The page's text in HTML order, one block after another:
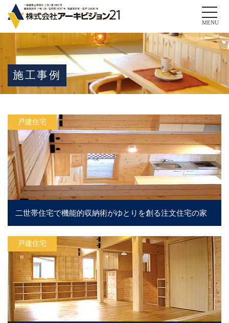
Toggle
MENU
施工事例
戸建住宅
二世帯住宅で機能的収納術がゆとりを創る注文住宅の家
戸建住宅